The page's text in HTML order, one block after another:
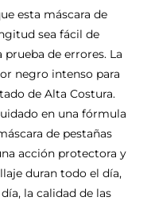
esta máscara de
sea fácil de
de errores. La
negro intenso para
de Alta Costura.
en una fórmula
de pestañas
acción protectora y
duran todo el día,
la calidad de las